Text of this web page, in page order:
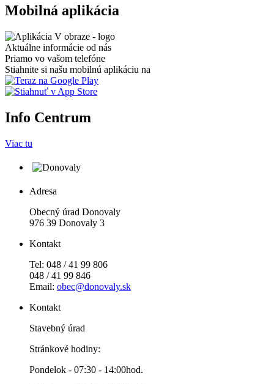
Mobilná aplikácia
Aktuálne informácie od nás
Priamo vo vašom telefóne
Stiahnite si našu mobilnú aplikáciu na
Info Centrum
Viac tu
Adresa
Obecný úrad Donovaly
976 39 Donovaly 3
Kontakt
Tel: 048 / 41 99 806
048 / 41 99 846
Email: obec@donovaly.sk
Kontakt
Stavebný úrad
Stránkové hodiny:
Pondelok - 07:30 - 14:00hod.